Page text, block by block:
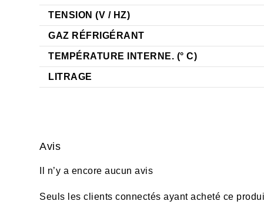
TENSION (V / HZ)
GAZ RÉFRIGÉRANT
TEMPÉRATURE INTERNE. (° C)
LITRAGE
Avis
Il n’y a encore aucun avis
Seuls les clients connectés ayant acheté ce